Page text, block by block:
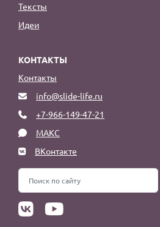
Тексты
Идеи
КОНТАКТЫ
Контакты
info@slide-life.ru
+7-966-149-47-21
МАКС
ВКонтакте